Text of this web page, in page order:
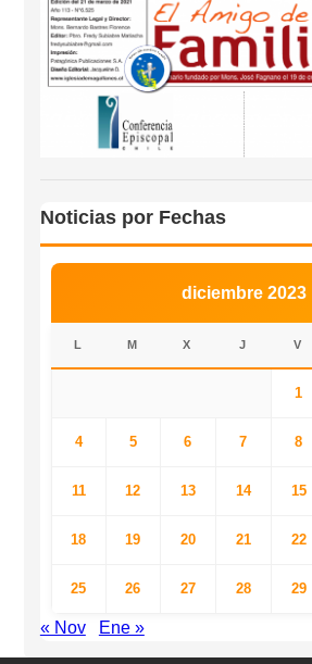
Noticias por Fechas
diciembre 2023
L M X J V
1
4 5 6 7 8
11 12 13 14 15
18 19 20 21 22
25 26 27 28 29
« Nov Ene »